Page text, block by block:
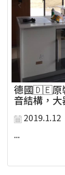
德國🇩🇪原
音結構，
2019.1.12
...